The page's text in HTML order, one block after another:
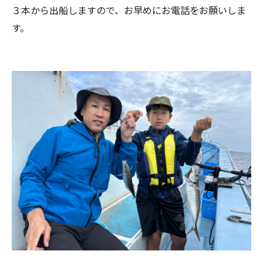
３本から出船しますので、お早めにお電話をお願いしま
す。